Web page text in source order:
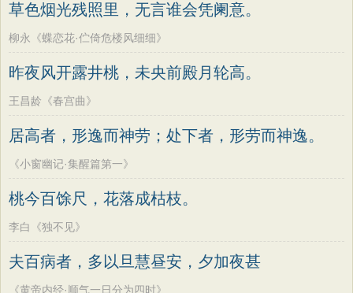
草色烟光残照里，无言谁会凭阑意。
柳永《蝶恋花·伫倚危楼风细细》
昨夜风开露井桃，未央前殿月轮高。
王昌龄《春宫曲》
居高者，形逸而神劳；处下者，形劳而神逸。
《小窗幽记·集醒篇第一》
桃今百馀尺，花落成枯枝。
李白《独不见》
夫百病者，多以旦慧昼安，夕加夜甚
《黄帝内经·顺气一日分为四时》